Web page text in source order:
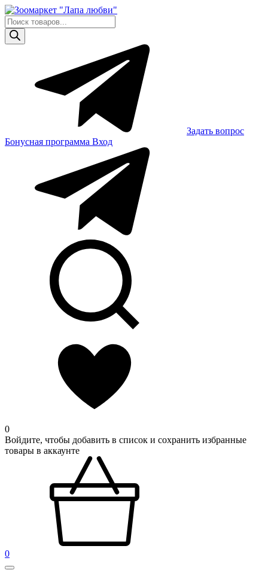
Skip
to
content
Поиск
товаров
Задать вопрос
Бонусная программа Вход
0
Войдите, чтобы добавить в список и сохранить избранные
товары в аккаунте
0